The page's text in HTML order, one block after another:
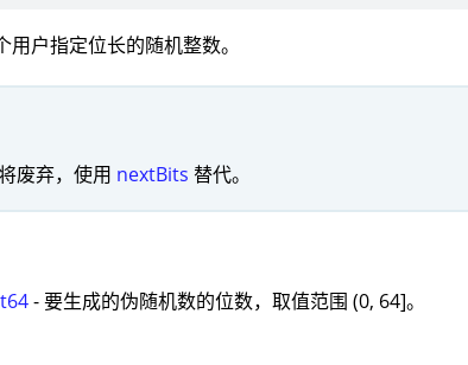
用户指定位长的随机整数。
废弃，使用 nextBits 替代。
- 要生成的伪随机数的位数，取值范围 (0, 64]。